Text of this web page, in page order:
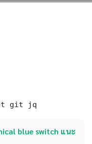
git jq
blue switch แนะ